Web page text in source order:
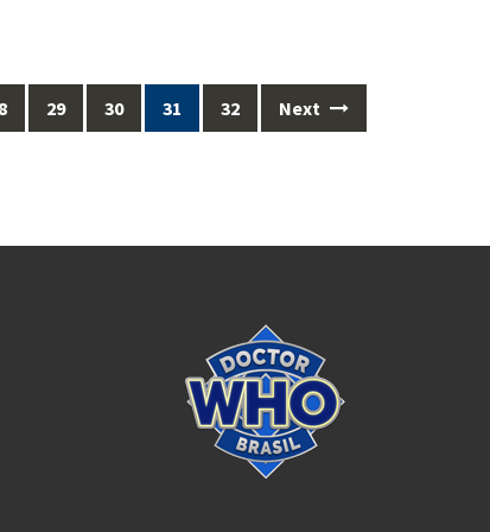
29 30 31 32 Next